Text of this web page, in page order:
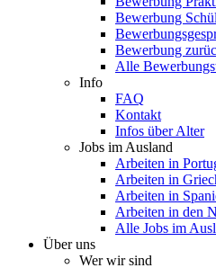
Bewerbung
Bewerbung
Alle
Info
FAQ
Kontakt
Infos über Alter
Jobs im Ausland
Arbeiten in
Arbeiten in
Arbeiten in
Arbeiten in den
Alle Jobs im
Über uns
Wer wir sind